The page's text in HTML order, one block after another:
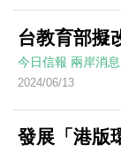
台教育部擬
今日信報 兩岸消息
2024/06/13
發展「港版